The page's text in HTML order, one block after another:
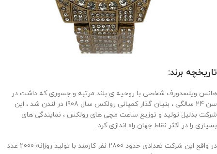
تاریخچه برند:
هانس ویلسدورف شخصی با روحیه ی بلند مرتبه و جسوری که داشت در
سن 24 سالگی ، بنیان گذار کمپانی رولکس سال 1908 در لندن شد ، این
شرکت بدلیل تولید و توزیع ساعت مچی های رولکس ، نمایندگی های
بسیاری را در اکثر نقاط جهان راه اندازی کرد .
در واقع این شرکت تعدادی حدود 2800 نفر کارمند با تولید روزانه 2000 عدد